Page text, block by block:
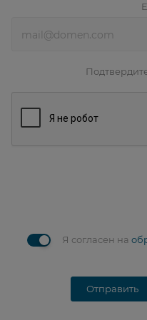
Я согласен на
Отправить